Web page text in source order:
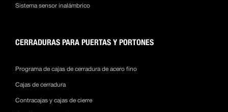
Sistema sensor inalámbrico
CERRADURAS PARA PUERTAS Y PORTONES
Programa de cajas de cerradura de acero fino
Cajas de cerradura
Contracajas y cajas de cierre